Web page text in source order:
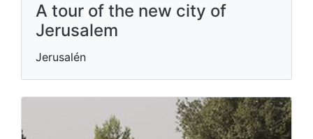
A tour of the new city of
Jerusalem
Jerusalén